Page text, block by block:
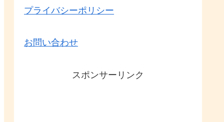
プライバシーポリシー
お問い合わせ
スポンサーリンク